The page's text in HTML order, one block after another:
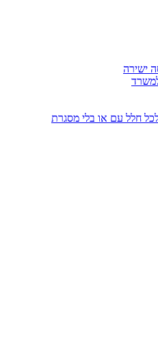
ישירה
חלל עם או בלי מסגרת